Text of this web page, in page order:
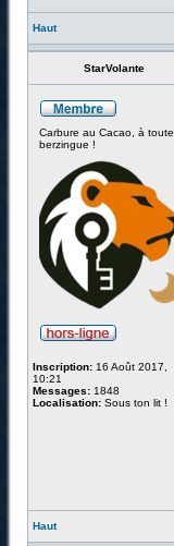
Haut
StarVolante
Carbure au Cacao, à toute
berzingue !
Inscription: 16 Août 2017,
10:21
Messages: 1848
Localisation: Sous ton lit !
Haut